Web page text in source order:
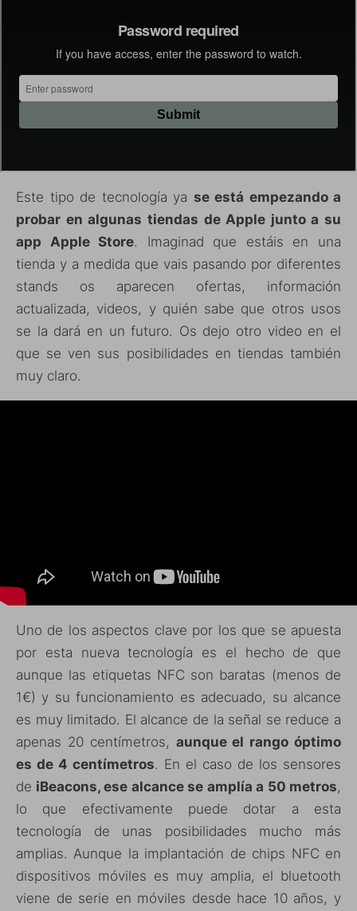
Este tipo de tecnología ya se está empezando a
probar en algunas tiendas de Apple junto a su
app Apple Store. Imaginad que estáis en una
tienda y a medida que vais pasando por diferentes
stands os aparecen ofertas, información
actualizada, videos, y quién sabe que otros usos
se la dará en un futuro. Os dejo otro video en el
que se ven sus posibilidades en tiendas también
muy claro.
Uno de los aspectos clave por los que se apuesta
por esta nueva tecnología es el hecho de que
aunque las etiquetas NFC son baratas (menos de
1€) y su funcionamiento es adecuado, su alcance
es muy limitado. El alcance de la señal se reduce a
apenas 20 centímetros, aunque el rango óptimo
es de 4 centímetros. En el caso de los sensores
de iBeacons, ese alcance se amplía a 50 metros,
lo que efectivamente puede dotar a esta
tecnología de unas posibilidades mucho más
amplias. Aunque la implantación de chips NFC en
dispositivos móviles es muy amplia, el bluetooth
viene de serie en móviles desde hace 10 años, y